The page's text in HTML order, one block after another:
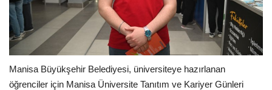
Manisa Büyükşehir Belediyesi, üniversiteye hazırlanan
öğrenciler için Manisa Üniversite Tanıtım ve Kariyer Günleri